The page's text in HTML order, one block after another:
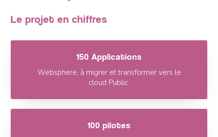
Le projet en chiffres
150 Applications
Websphere, à migrer et transformer vers le
cloud Public.
100 pilotes